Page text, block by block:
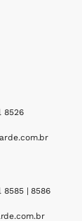
8526
8585 | 8586